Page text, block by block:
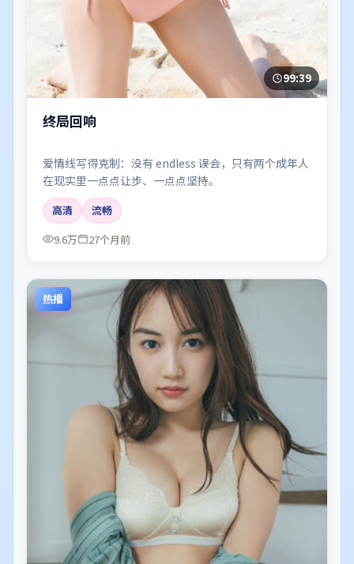
99:39
终局回响
爱情线写得克制：没有 endless 误会，只有两个成年人
在现实里一点点让步、一点点坚持。
高清
流畅
9.6万
27个月前
热播